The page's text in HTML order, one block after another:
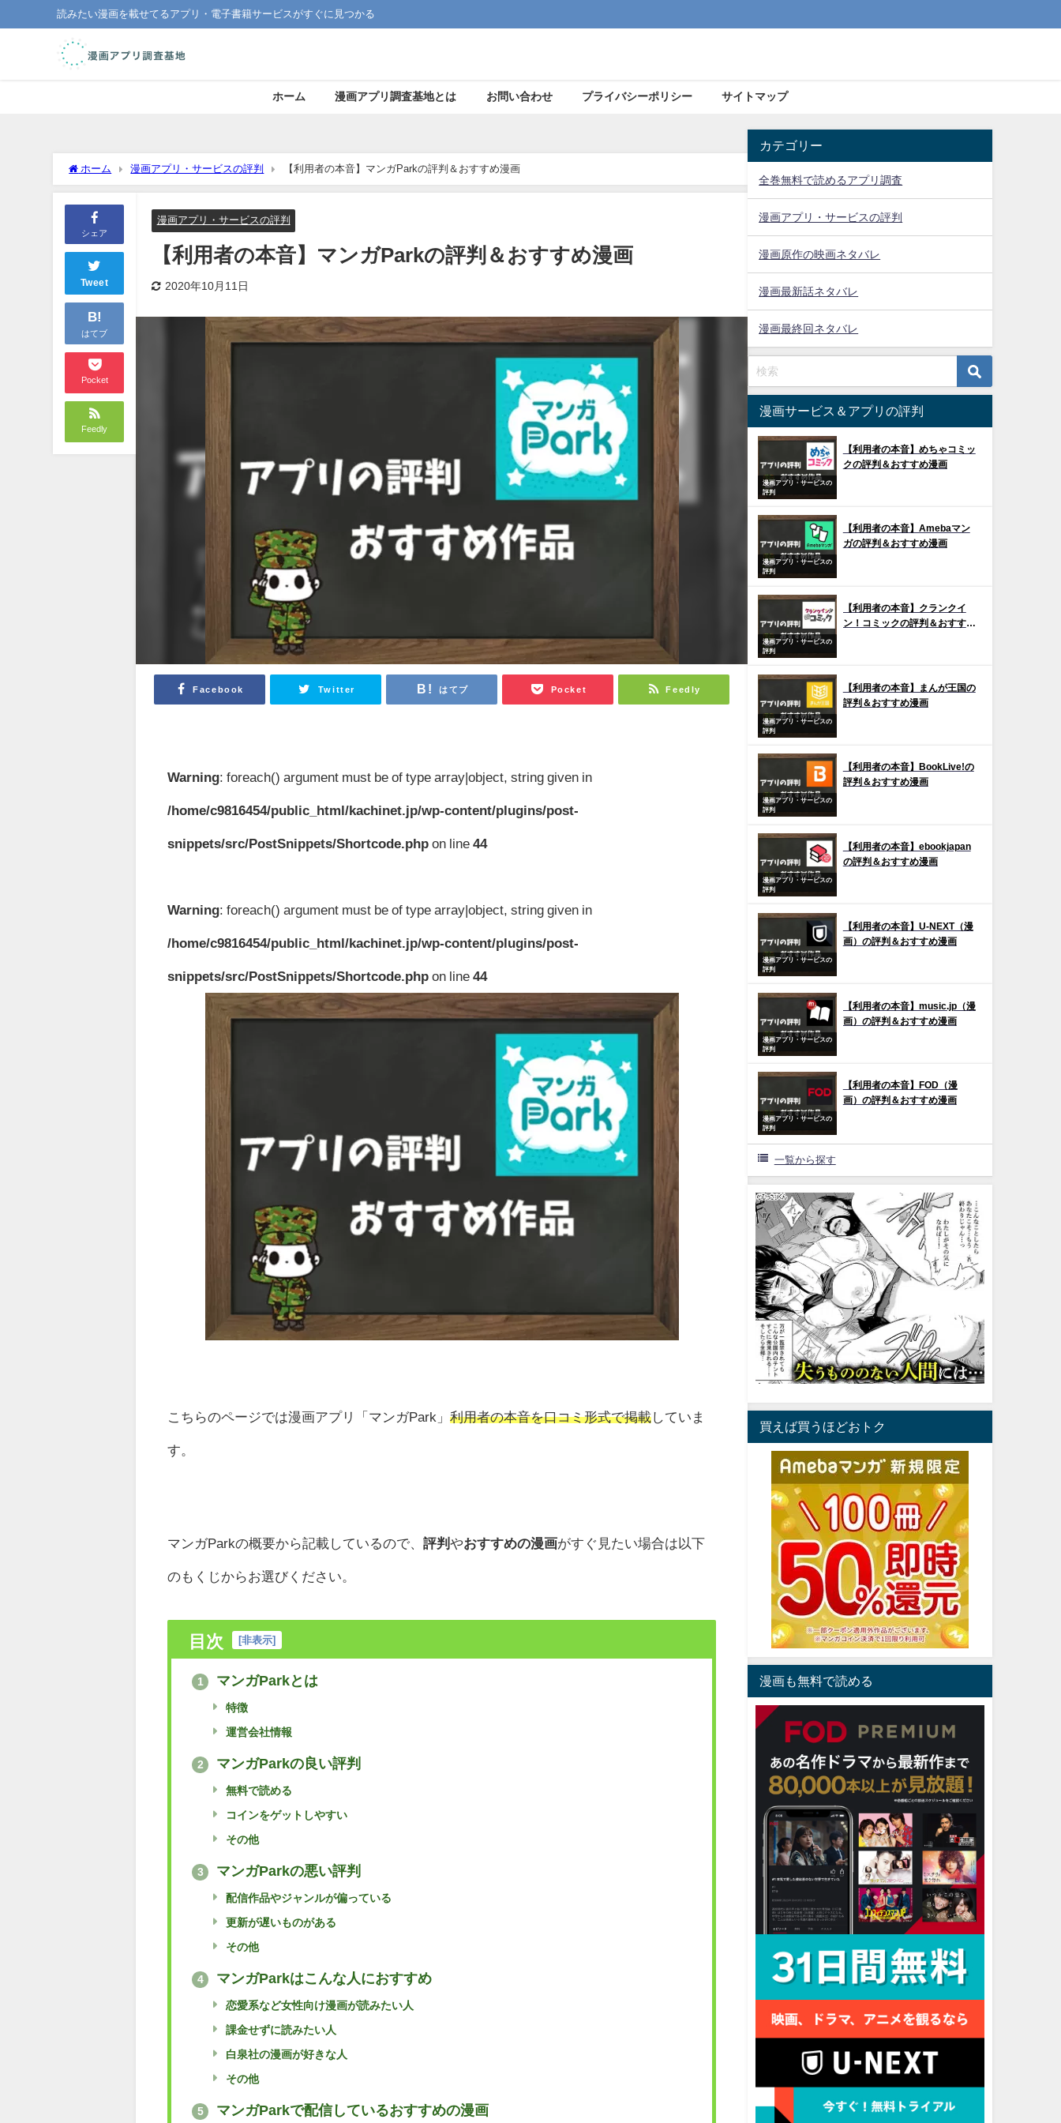
読みたい漫画を載せてるアプリ・電子書籍サービスがすぐに見つかる
ホーム 漫画アプリ調査基地とは お問い合わせ プライバシーポリシー サイトマップ
ホーム 漫画アプリ・サービスの評判 【利用者の本音】マンガParkの評判＆おすすめ漫画
シェア
Tweet
B!
はてブ
Pocket
Feedly
漫画アプリ・サービスの評判
【利用者の本音】マンガParkの評判＆おすすめ漫画
2020年10月11日
Facebook Twitter はてブ Pocket Feedly
Warning: foreach() argument must be of type array|object, string given in
/home/c9816454/public_html/kachinet.jp/wp-content/plugins/post-
snippets/src/PostSnippets/Shortcode.php on line44
Warning: foreach() argument must be of type array|object, string given in
/home/c9816454/public_html/kachinet.jp/wp-content/plugins/post-
snippets/src/PostSnippets/Shortcode.php on line44
こちらのページでは漫画アプリ「マンガPark」利用者の本音を口コミ形式で掲載していま
す。
マンガParkの概要から記載しているので、評判やおすすめの漫画がすぐ見たい場合は以下
のもくじからお選びください。
目次 [非表示]
1 マンガParkとは
特徴
運営会社情報
2 マンガParkの良い評判
無料で読める
コインをゲットしやすい
その他
3 マンガParkの悪い評判
配信作品やジャンルが偏っている
更新が遅いものがある
その他
4 マンガParkはこんな人におすすめ
恋愛系など女性向け漫画が読みたい人
課金せずに読みたい人
白泉社の漫画が好きな人
その他
5 マンガParkで配信しているおすすめの漫画
カテゴリー
全巻無料で読めるアプリ調査
漫画アプリ・サービスの評判
漫画原作の映画ネタバレ
漫画最新話ネタバレ
漫画最終回ネタバレ
漫画サービス＆アプリの評判
漫画アプリ・サービスの
評判
【利用者の本音】めちゃコミッ
クの評判＆おすすめ漫画
漫画アプリ・サービスの
評判
【利用者の本音】Amebaマン
ガの評判＆おすすめ漫画
漫画アプリ・サービスの
評判
【利用者の本音】クランクイ
ン！コミックの評判＆おすすめ
漫画アプリ・サービスの
評判
【利用者の本音】まんが王国の
評判＆おすすめ漫画
漫画アプリ・サービスの
評判
【利用者の本音】BookLive!の
評判＆おすすめ漫画
漫画アプリ・サービスの
評判
【利用者の本音】ebookjapan
の評判＆おすすめ漫画
漫画アプリ・サービスの
評判
【利用者の本音】U-NEXT（漫
画）の評判＆おすすめ漫画
漫画アプリ・サービスの
評判
【利用者の本音】music.jp（漫
画）の評判＆おすすめ漫画
漫画アプリ・サービスの
評判
【利用者の本音】FOD（漫
画）の評判＆おすすめ漫画
一覧から探す
買えば買うほどおトク
漫画も無料で読める